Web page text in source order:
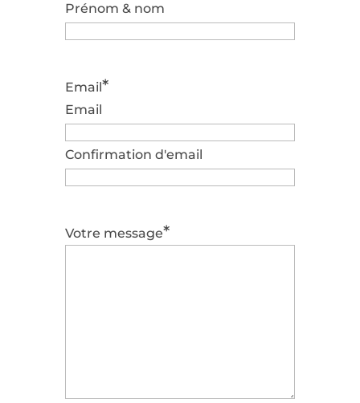
Prénom & nom
Email *
Email
Confirmation d'email
Votre message*